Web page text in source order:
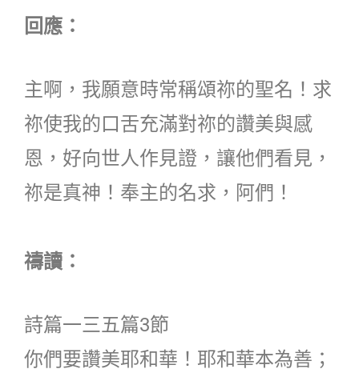
回應：
主啊，我願意時常稱頌祢的聖名！求
祢使我的口舌充滿對祢的讚美與感
恩，好向世人作見證，讓他們看見，
祢是真神！奉主的名求，阿們！
禱讀：
詩篇一三五篇3節
你們要讚美耶和華！耶和華本為善；